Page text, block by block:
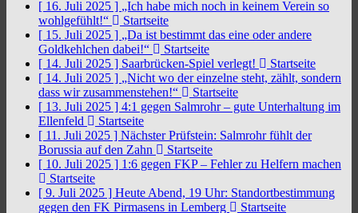
[ 16. Juli 2025 ] „Ich habe mich noch in keinem Verein so
wohlgefühlt!“
Startseite
[ 15. Juli 2025 ] „Da ist bestimmt das eine oder andere
Goldkehlchen dabei!“
Startseite
[ 14. Juli 2025 ] Saarbrücken-Spiel verlegt!
Startseite
[ 14. Juli 2025 ] „Nicht wo der einzelne steht, zählt, sondern
dass wir zusammenstehen!“
Startseite
[ 13. Juli 2025 ] 4:1 gegen Salmrohr – gute Unterhaltung im
Ellenfeld
Startseite
[ 11. Juli 2025 ] Nächster Prüfstein: Salmrohr fühlt der
Borussia auf den Zahn
Startseite
[ 10. Juli 2025 ] 1:6 gegen FKP – Fehler zu Helfern machen
Startseite
[ 9. Juli 2025 ] Heute Abend, 19 Uhr: Standortbestimmung
gegen den FK Pirmasens in Lemberg
Startseite